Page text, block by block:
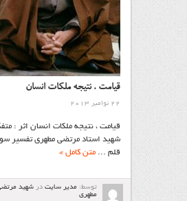
قيامت ، نتيجه ملكات انسان
22 نوامبر 2013
قيامت ، نتيجه ملكات انسان اثر :
شهيد استاد مرتضی مطهری تفسير
قلم ... متن کامل »
توسط: مدیر سایت در شهيد
مطهري